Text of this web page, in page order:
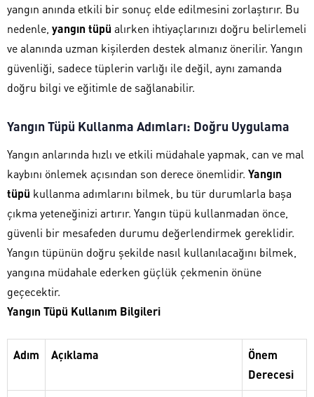
yangın anında etkili bir sonuç elde edilmesini zorlaştırır. Bu
nedenle, yangın tüpü alırken ihtiyaçlarınızı doğru belirlemeli
ve alanında uzman kişilerden destek almanız önerilir. Yangın
güvenliği, sadece tüplerin varlığı ile değil, aynı zamanda
doğru bilgi ve eğitimle de sağlanabilir.
Yangın Tüpü Kullanma Adımları: Doğru Uygulama
Yangın anlarında hızlı ve etkili müdahale yapmak, can ve mal
kaybını önlemek açısından son derece önemlidir. Yangın
tüpü kullanma adımlarını bilmek, bu tür durumlarla başa
çıkma yeteneğinizi artırır. Yangın tüpü kullanmadan önce,
güvenli bir mesafeden durumu değerlendirmek gereklidir.
Yangın tüpünün doğru şekilde nasıl kullanılacağını bilmek,
yangına müdahale ederken güçlük çekmenin önüne
geçecektir.
Yangın Tüpü Kullanım Bilgileri
Adım Açıklama
Önem
Derecesi